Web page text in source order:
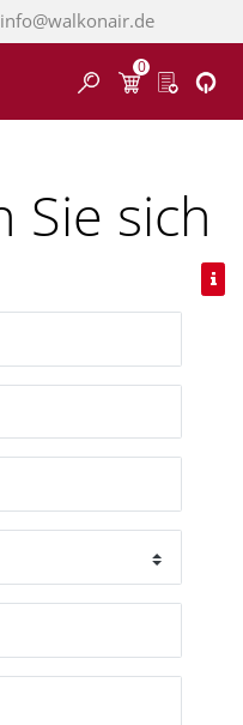
info@walkonair.de
Finden
0
Sie sich